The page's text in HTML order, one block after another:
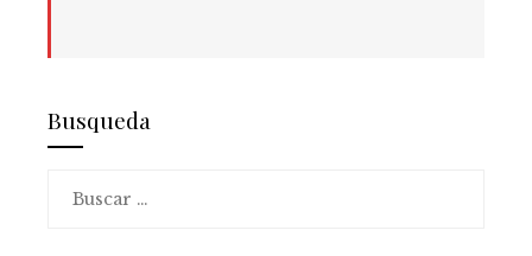
Busqueda